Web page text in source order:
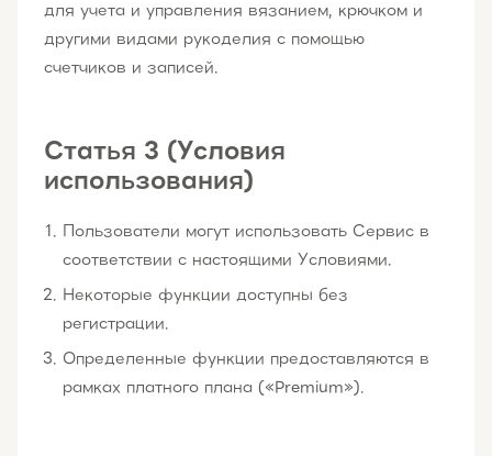
для учета и управления вязанием, крючком и
другими видами рукоделия с помощью
счетчиков и записей.
Статья 3 (Условия
использования)
Пользователи могут использовать Сервис в
соответствии с настоящими Условиями.
Некоторые функции доступны без
регистрации.
Определенные функции предоставляются в
рамках платного плана («Premium»).